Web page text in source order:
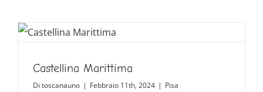
Castellina Marittima
Di toscanauno | Febbraio 11th, 2024 | Pisa